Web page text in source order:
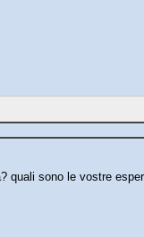
quali sono le vostre